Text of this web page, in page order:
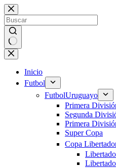
Saltar
al
contenido
Sin
resultados
Inicio
Futbol
FutbolUruguayo
Primera
Segunda
Primera
Super Copa
Copa